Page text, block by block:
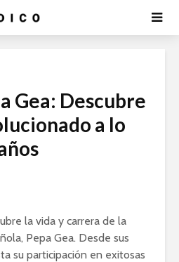
Gea: Descubre
a lo
la vida y carrera de la
Pepa Gea. Desde sus
su participación en exitosas